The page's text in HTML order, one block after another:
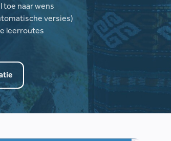
toe naar wens
versies)
leerroutes